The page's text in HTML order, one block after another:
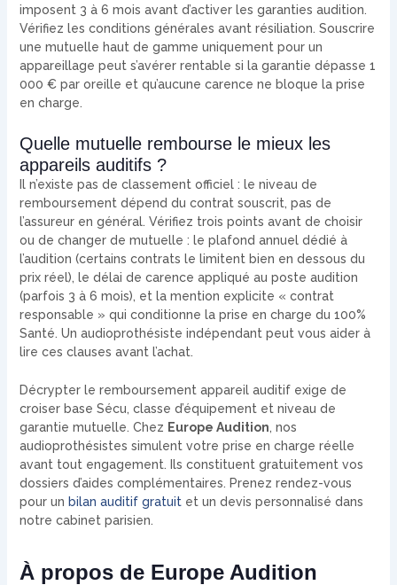
imposent 3 à 6 mois avant d’activer les garanties audition.
Vérifiez les conditions générales avant résiliation. Souscrire
une mutuelle haut de gamme uniquement pour un
appareillage peut s’avérer rentable si la garantie dépasse 1
000 € par oreille et qu’aucune carence ne bloque la prise
en charge.
Quelle mutuelle rembourse le mieux les
appareils auditifs ?
Il n’existe pas de classement officiel : le niveau de
remboursement dépend du contrat souscrit, pas de
l’assureur en général. Vérifiez trois points avant de choisir
ou de changer de mutuelle : le plafond annuel dédié à
l’audition (certains contrats le limitent bien en dessous du
prix réel), le délai de carence appliqué au poste audition
(parfois 3 à 6 mois), et la mention explicite « contrat
responsable » qui conditionne la prise en charge du 100%
Santé. Un audioprothésiste indépendant peut vous aider à
lire ces clauses avant l’achat.
Décrypter le remboursement appareil auditif exige de
croiser base Sécu, classe d’équipement et niveau de
garantie mutuelle. Chez Europe Audition, nos
audioprothésistes simulent votre prise en charge réelle
avant tout engagement. Ils constituent gratuitement vos
dossiers d’aides complémentaires. Prenez rendez-vous
pour un bilan auditif gratuitet un devis personnalisé dans
notre cabinet parisien.
À propos de Europe Audition